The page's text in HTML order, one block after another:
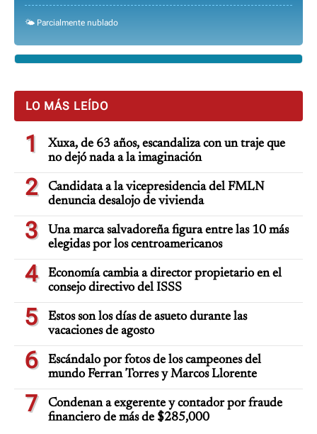
🌤️ Parcialmente nublado
LO MÁS LEÍDO
1
Xuxa, de 63 años, escandaliza con un traje que
no dejó nada a la imaginación
2
Candidata a la vicepresidencia del FMLN
denuncia desalojo de vivienda
3
Una marca salvadoreña figura entre las 10 más
elegidas por los centroamericanos
4
Economía cambia a director propietario en el
consejo directivo del ISSS
5
Estos son los días de asueto durante las
vacaciones de agosto
6
Escándalo por fotos de los campeones del
mundo Ferran Torres y Marcos Llorente
7
Condenan a exgerente y contador por fraude
financiero de más de $285,000